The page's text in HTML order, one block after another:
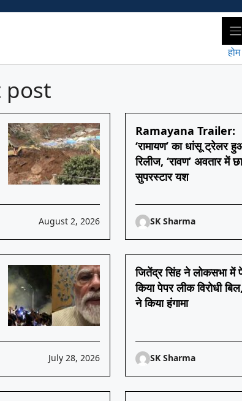
होम
post
August 2, 2026
Ramayana Trailer:
‘रामायण’ का धांसू ट्रेलर
रिलीज, ‘रावण’ अवतार में
सुपरस्टार यश
SK Sharma
July 28, 2026
जितेंद्र सिंह ने लोकसभा में
किया पेपर लीक विरोधी
ने किया हंगामा
SK Sharma